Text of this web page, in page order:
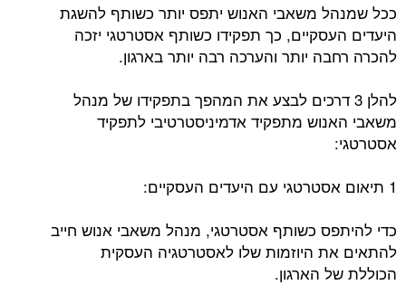
ככל שמנהל משאבי האנוש יתפס יותר כשותף להשגת
היעדים העסקיים, כך תפקידו כשותף אסטרטגי יזכה
להכרה רחבה יותר והערכה רבה יותר בארגון.
להלן 3 דרכים לבצע את המהפך בתפקידו של מנהל
משאבי האנוש מתפקיד אדמיניסטרטיבי לתפקיד
אסטרטגי:
1 תיאום אסטרטגי עם היעדים העסקיים:
כדי להיתפס כשותף אסטרטגי, מנהל משאבי אנוש חייב
להתאים את היוזמות שלו לאסטרטגיה העסקית
הכוללת של הארגון.